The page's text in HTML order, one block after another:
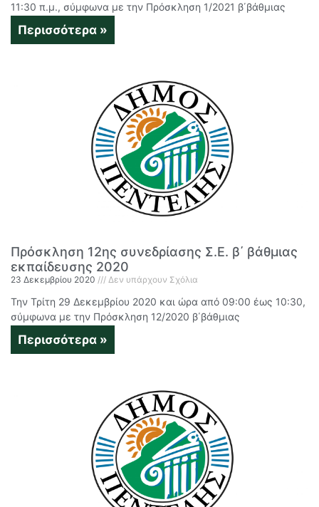
11:30 π.μ., σύμφωνα με την Πρόσκληση 1/2021 β΄βάθμιας
Περισσότερα »
Πρόσκληση 12ης συνεδρίασης Σ.Ε. β΄ βάθμιας
εκπαίδευσης 2020
23 Δεκεμβρίου 2020 Δεν υπάρχουν Σχόλια
Την Τρίτη 29 Δεκεμβρίου 2020 και ώρα από 09:00 έως 10:30,
σύμφωνα με την Πρόσκληση 12/2020 β΄βάθμιας
Περισσότερα »